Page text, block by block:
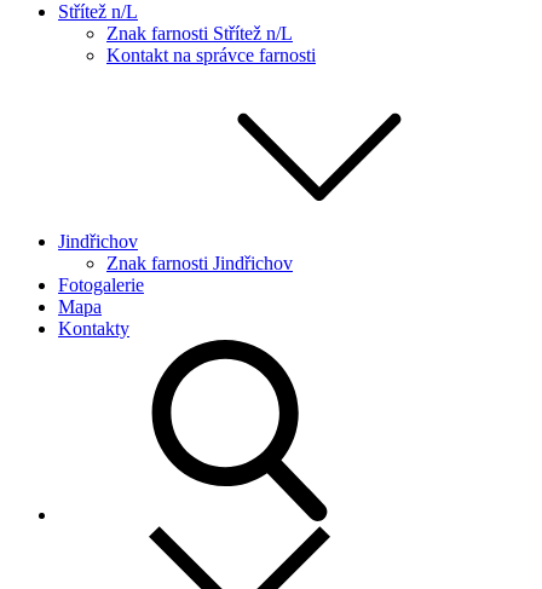
Střítež n/L
Znak farnosti Střítež n/L
Kontakt na správce farnosti
Jindřichov
Znak farnosti Jindřichov
Fotogalerie
Mapa
Kontakty